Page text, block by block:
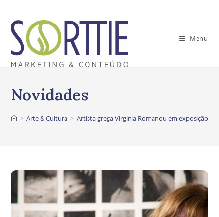
conteúdo
Menu
> Arte & Cultura > Artista grega Virginia Romanou em exposição